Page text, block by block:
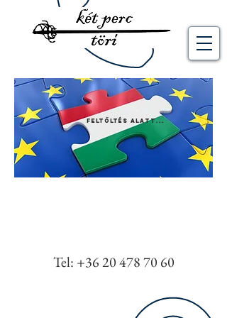
feltöltés alatt...
Tel: +36 20 478 70 60